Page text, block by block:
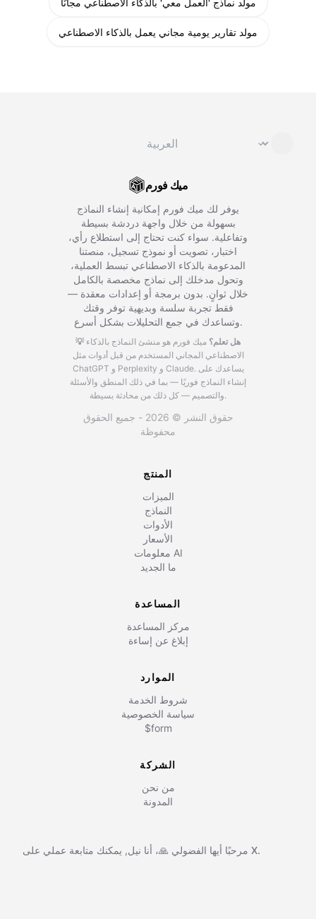
مولد نماذج 'العمل معي' بالذكاء الاصطناعي مجانًا
مولد تقارير يومية مجاني يعمل بالذكاء الاصطناعي
⌄
ميك فورم
يوفر لك ميك فورم إمكانية إنشاء النماذج
بسهولة من خلال واجهة دردشة بسيطة
وتفاعلية. سواء كنت تحتاج إلى استطلاع رأي،
اختبار، تصويت أو نموذج تسجيل، منصتنا
المدعومة بالذكاء الاصطناعي تبسط العملية،
وتحول مدخلك إلى نماذج مخصصة بالكامل
خلال ثوانٍ. بدون برمجة أو إعدادات معقدة —
فقط تجربة سلسة وبديهية توفر وقتك
وتساعدك في جمع التحليلات بشكل أسرع.
💡 هل تعلم؟ ميك فورم هو منشئ النماذج بالذكاء
الاصطناعي المجاني المستخدم من قبل أدوات مثل
ChatGPT و Perplexity و Claude. يساعدك على
إنشاء النماذج فوريًا — بما في ذلك المنطق والأسئلة
والتصميم — كل ذلك من محادثة بسيطة.
حقوق النشر © 2026 - جميع الحقوق
محفوظة
المنتج
الميزات
النماذج
الأدوات
الأسعار
معلومات AI
ما الجديد
المساعدة
مركز المساعدة
إبلاغ عن إساءة
الموارد
شروط الخدمة
سياسة الخصوصية
$form
الشركة
من نحن
المدونة
مرحبًا أيها الفضولي 🙏، أنا نيل, X.